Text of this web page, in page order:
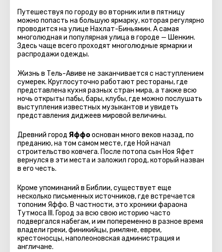
Путешествуя по городу во вторник или в пятницу
можно попасть на большую ярмарку, которая регулярно
проводится на улице Нахлат-Биньямин. А самая
многолюдная и популярная улица в городе — Шенкин.
Здесь чаще всего проходят многолюдные ярмарки и
распродажи одежды.
Жизнь в Тель-Авиве не заканчивается с наступлением
сумерек. Круглосуточно работают рестораны, где
представлена кухня разных стран мира, а также всю
ночь открыты пабы, бары, клубы, где можно послушать
выступления известных музыкантов и увидеть
представления диджеев мировой величины.
Древний город Яффооснован много веков назад, по
преданию, на том самом месте, где Ной начал
строительство ковчега. После потопа сын Ноя Яфет
вернулся в эти места и заложил город, который назван
в его честь.
Кроме упоминаний в Библии, существует еще
несколько письменных источников, где встречается
топоним Яффо. В частности, это хроники фараона
Тутмоса III. Город за всю свою историю часто
подвергался набегам, и им попеременно в разное время
владели греки, финикийцы, римляне, евреи,
крестоносцы, наполеоновская администрация и
англичане.